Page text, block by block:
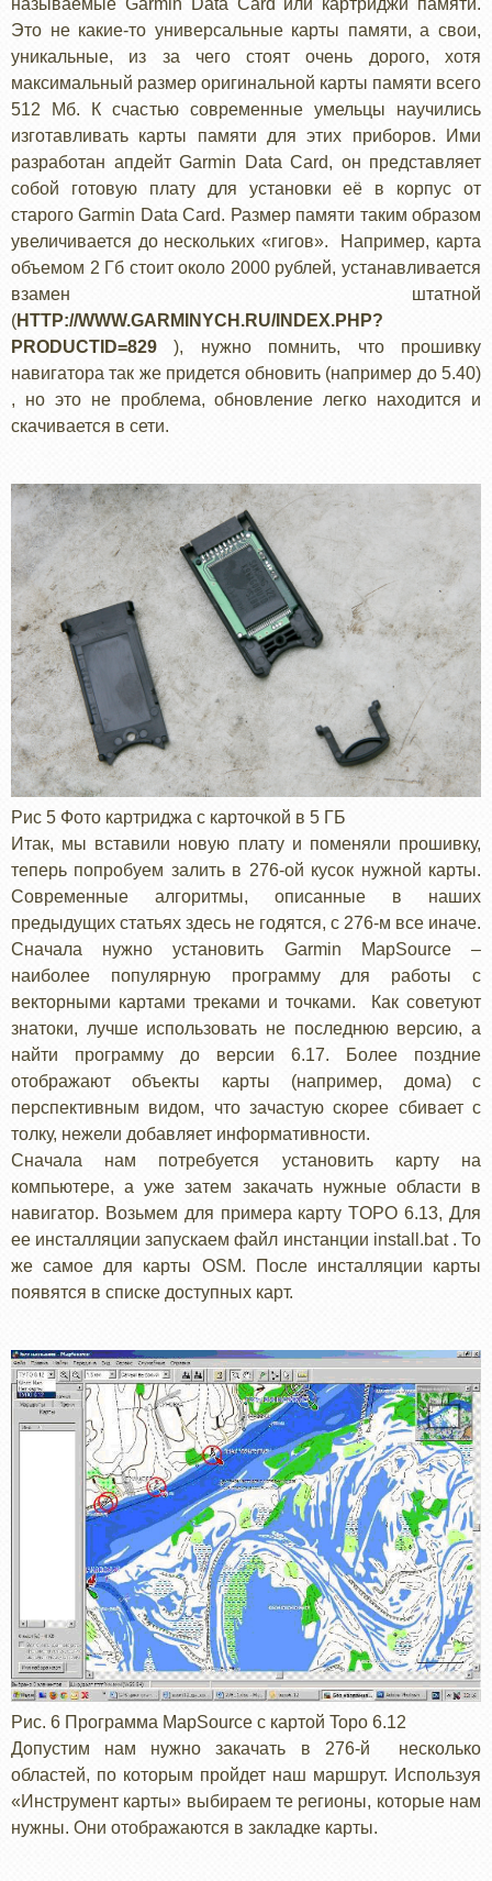
Это не какие-то универсальные карты памяти, а свои,
уникальные, из за чего стоят очень дорого, хотя
максимальный размер оригинальной карты памяти всего
512 Мб. К счастью современные умельцы научились
изготавливать карты памяти для этих приборов. Ими
разработан апдейт Garmin Data Card, он представляет
собой готовую плату для установки её в корпус от
старого Garmin Data Card. Размер памяти таким образом
увеличивается до нескольких «гигов». Например, карта
объемом 2 Гб стоит около 2000 рублей, устанавливается
взамен штатной
(HTTP://WWW.GARMINYCH.RU/INDEX.PHP?
PRODUCTID=829 ), нужно помнить, что прошивку
навигатора так же придется обновить (например до 5.40)
, но это не проблема, обновление легко находится и
скачивается в сети.
Рис 5 Фото картриджа с карточкой в 5 ГБ
Итак, мы вставили новую плату и поменяли прошивку,
теперь попробуем залить в 276-ой кусок нужной карты.
Современные алгоритмы, описанные в наших
предыдущих статьях здесь не годятся, с 276-м все иначе.
Сначала нужно установить Garmin MapSource –
наиболее популярную программу для работы с
векторными картами треками и точками. Как советуют
знатоки, лучше использовать не последнюю версию, а
найти программу до версии 6.17. Более поздние
отображают объекты карты (например, дома) с
перспективным видом, что зачастую скорее сбивает с
толку, нежели добавляет информативности.
Сначала нам потребуется установить карту на
компьютере, а уже затем закачать нужные области в
навигатор. Возьмем для примера карту TOPO 6.13, Для
ее инсталляции запускаем файл инстанции install.bat . То
же самое для карты OSM. После инсталляции карты
появятся в списке доступных карт.
Рис. 6 Программа MapSource с картой Topo 6.12
Допустим нам нужно закачать в 276-й несколько
областей, по которым пройдет наш маршрут. Используя
«Инструмент карты» выбираем те регионы, которые нам
нужны. Они отображаются в закладке карты.